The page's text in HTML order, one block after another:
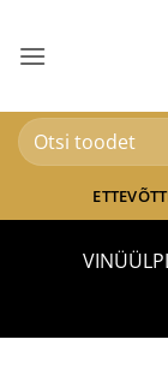
content
Otsi: